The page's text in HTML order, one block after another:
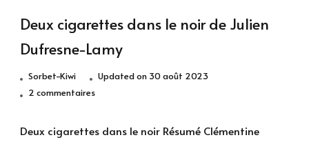
Deux cigarettes dans le noir de Julien
Dufresne-Lamy
Sorbet-Kiwi Updated on 30 août 2023
2 commentairessur
cigarettes
Deux cigarettes dans le noir Résumé Clémentine